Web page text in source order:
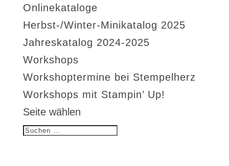
Onlinekataloge
Herbst-/Winter-Minikatalog 2025
Jahreskatalog 2024-2025
Workshops
Workshoptermine bei Stempelherz
Workshops mit Stampin’ Up!
Seite wählen